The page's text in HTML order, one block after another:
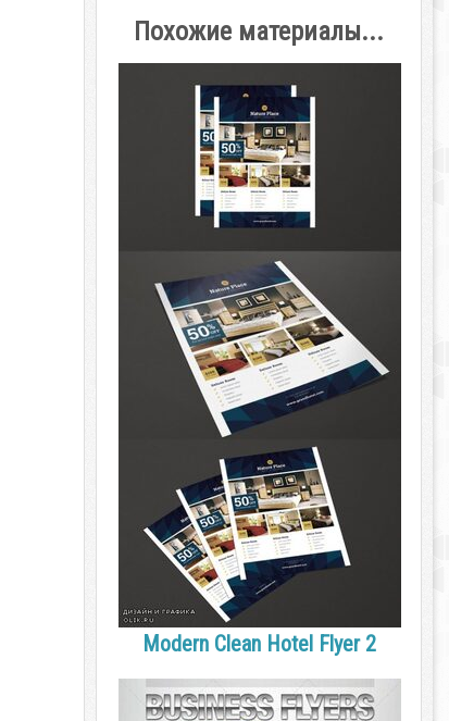
Похожие материалы...
Modern Clean Hotel Flyer 2